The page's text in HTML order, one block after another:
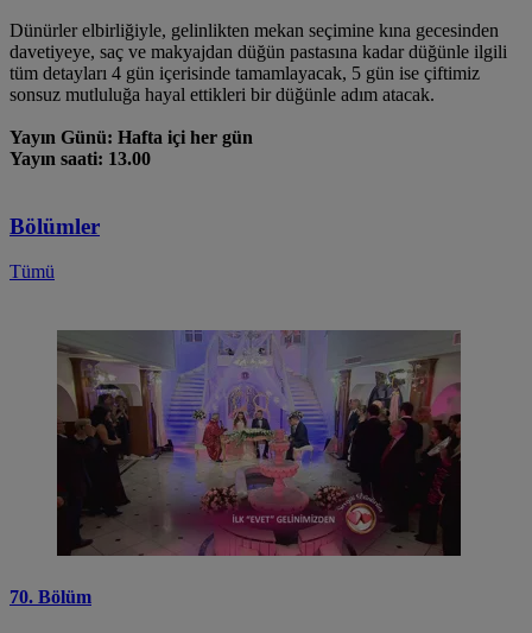
Dünürler elbirliğiyle, gelinlikten mekan seçimine kına gecesinden
davetiyeye, saç ve makyajdan düğün pastasına kadar düğünle ilgili
tüm detayları 4 gün içerisinde tamamlayacak, 5 gün ise çiftimiz
sonsuz mutluluğa hayal ettikleri bir düğünle adım atacak.
Yayın Günü: Hafta içi her gün
Yayın saati: 13.00
Bölümler
Tümü
70. Bölüm